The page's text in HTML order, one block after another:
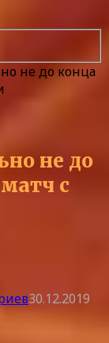
не до конца
не до
с
30.12.2019